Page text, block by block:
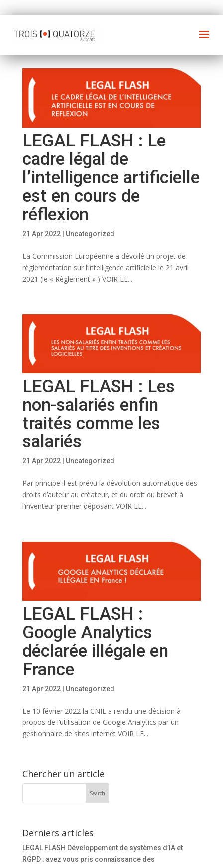
LEGAL FLASH : Le
cadre légal de
l’intelligence artificielle
est en cours de
réflexion
21 Apr 2022| Uncategorized
La Commission Européenne a dévoilé un projet de
règlementation sur l’intelligence artificielle le 21 avril
2021 (le « Règlement » ) VOIR LE...
LEGAL FLASH : Les
non-salariés enfin
traités comme les
salariés
21 Apr 2022| Uncategorized
Par principe il est prévu la dévolution automatique des
droits d’auteur au créateur, et du droit du brevet à
l’inventeur premier déposant VOIR LE...
LEGAL FLASH :
Google Analytics
déclarée illégale en
France
21 Apr 2022| Uncategorized
Le 10 février 2022 la CNIL a rendu une décision à
propos de l’utilisation de Google Analytics par un
gestionnaire de sites internet VOIR LE...
Chercher un article
Derniers articles
LEGAL FLASH Développement de systèmes d’IA et
RGPD : avez vous pris connaissance des